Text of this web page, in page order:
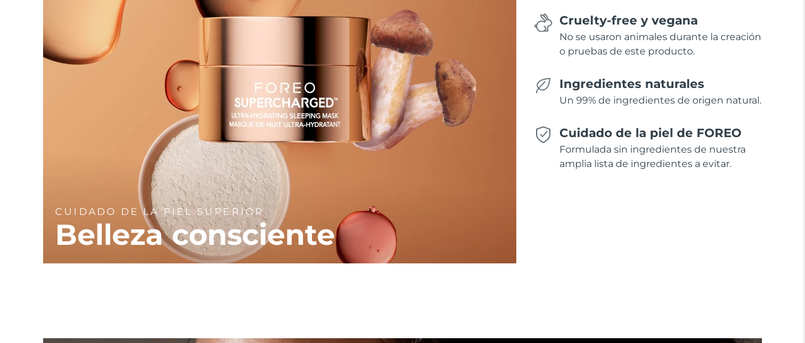
CUIDADO DE LA PIEL SUPERIOR
Belleza consciente
Cruelty-free y vegana
No se usaron animales durante la creación
o pruebas de este producto.
Ingredientes naturales
Un 99% de ingredientes de origen natural.
Cuidado de la piel de FOREO
Formulada sin ingredientes de nuestra
amplia lista de ingredientes a evitar.